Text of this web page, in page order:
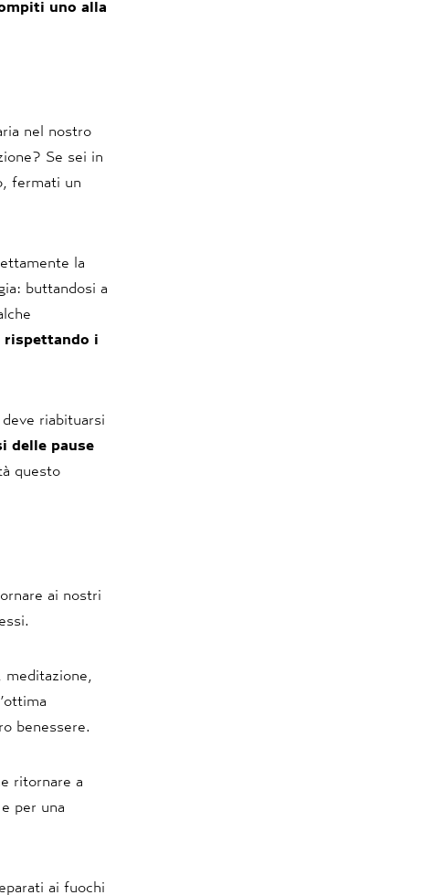
uno alla
nel nostro
Se sei in
fermati un
la
buttandosi a
rispettando i
riabituarsi
delle pause
questo
ai nostri
meditazione,
benessere.
ritornare a
per una
ai fuochi